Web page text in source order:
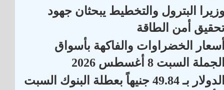
البترول والتخطيط يبحثان جهود
أمن الطاقة
الخضراوات والفاكهة بأسواق
السبت 8 أغسطس 2026
الدولار بـ 49.84 جنيهاً بعطلة البنوك السبت